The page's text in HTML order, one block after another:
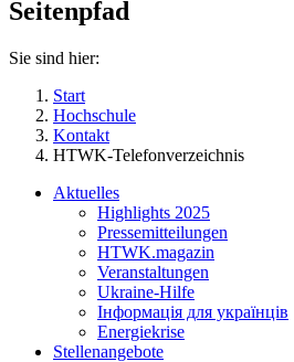
Seitenpfad
Sie sind hier:
Start
Hochschule
Kontakt
HTWK-Telefonverzeichnis
Aktuelles
Highlights 2025
Pressemitteilungen
HTWK.magazin
Veranstaltungen
Ukraine-Hilfe
Інформація для українців
Energiekrise
Stellenangebote